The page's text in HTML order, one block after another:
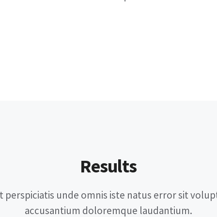
Results
perspiciatis unde omnis iste natus error sit
accusantium doloremque laudantium.